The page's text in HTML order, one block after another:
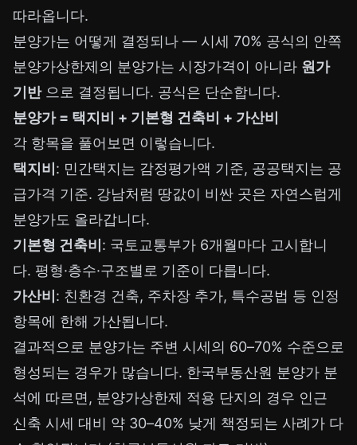
따라옵니다.
분양가는 어떻게 결정되나 — 시세 70% 공식의 안쪽
분양가상한제의 분양가는 시장가격이 아니라 원가
기반으로 결정됩니다. 공식은 단순합니다.
분양가 = 택지비 + 기본형 건축비 + 가산비
각 항목을 풀어보면 이렇습니다.
택지비 : 민간택지는 감정평가액 기준, 공공택지는 공
급가격 기준. 강남처럼 땅값이 비싼 곳은 자연스럽게
분양가도 올라갑니다.
기본형 건축비 : 국토교통부가 6개월마다 고시합니
다. 평형·층수·구조별로 기준이 다릅니다.
가산비 : 친환경 건축, 주차장 추가, 특수공법 등 인정
항목에 한해 가산됩니다.
결과적으로 분양가는 주변 시세의 60–70% 수준으로
형성되는 경우가 많습니다. 한국부동산원 분양가 분
석에 따르면, 분양가상한제 적용 단지의 경우 인근
신축 시세 대비 약 30–40% 낮게 책정되는 사례가 다